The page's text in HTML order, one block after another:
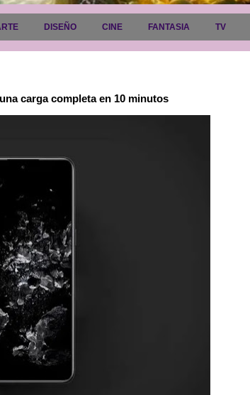
DISEÑO CINE FANTASIA TV
carga completa en 10 minutos